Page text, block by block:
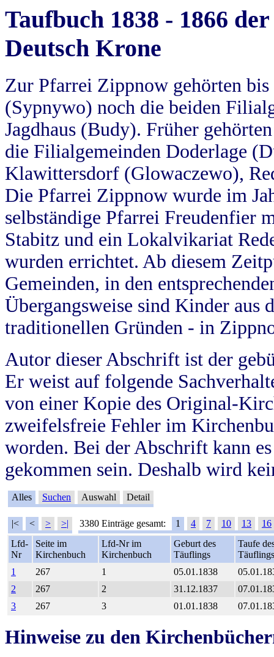
Taufbuch 1838 - 1866
Deutsch Krone
Zur Pfarrei Zippnow gehörten
(Sypnywo) noch die beiden
Jagdhaus (Budy). Früher
die Filialgemeinden Doderlage
Klawittersdorf (Glowaczewo),
Die Pfarrei Zippnow wurde im
selbständige Pfarrei Freudenfier
Stabitz und ein Lokalvikariat
wurden errichtet. Ab diesem
Gemeinden, in den
Übergangsweise sind Kinder aus
traditionellen Gründen - in
Autor dieser Abschrift ist der
Er weist auf folgende
von einer Kopie des Original-
zweifelsfreie Fehler im
worden. Bei der Abschrift kann
gekommen sein. Deshalb wird
Alles Suchen Auswahl Detail
|< < > >| 3380 Einträge gesamt: 1 4 7 10 13
16
Lfd-
Nr
Seite im
Kirchenbuch
Lfd-Nr im
Kirchenbuch
Geburt des
Täuflings
Taufe
Täuflings
1
267 1 05.01.1838
2
267 2 31.12.1837
3
267 3 01.01.1838
Hinweise zu den